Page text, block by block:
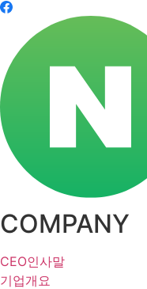
COMPANY
CEO인사말
기업개요